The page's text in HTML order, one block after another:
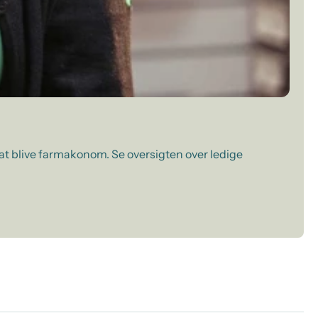
blive farmakonom. Se oversigten over ledige